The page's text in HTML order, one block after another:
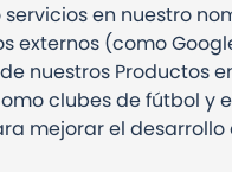
en nuestro
externos (como
nuestros Productos
clubes de fútbol y
mejorar el